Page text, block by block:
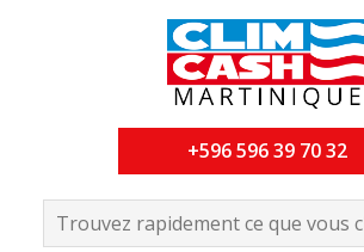
+596 596 39 70 32